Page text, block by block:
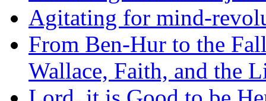
Agitating for mind-
From Ben-Hur to the
Wallace, Faith, and the